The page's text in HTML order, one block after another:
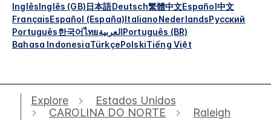
InglêsInglês (GB)日本語Deutsch繁體中文Español中文
FrançaisEspañol (España)ItalianoNederlandsРусский
Português한국어ไทยالعربيةPortuguês (BR)
Bahasa IndonesiaTürkçePolskiTiếng Việt
Explore
Estados Unidos
CAROLINA DO NORTE
Raleigh